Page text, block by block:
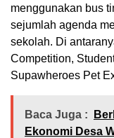
menggunakan bus
sejumlah agenda
sekolah. Di
Competition,
Supawheroes Pet
Baca Juga :
Ekonomi Desa